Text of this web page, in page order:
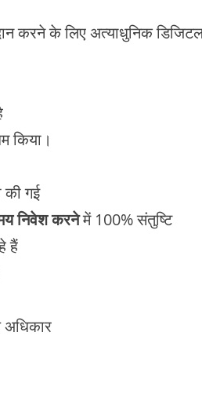
करने के लिए अत्याधुनिक
किया।
की गई
निवेश करनेमें 100% संतुष्टि
हैं
अधिकार